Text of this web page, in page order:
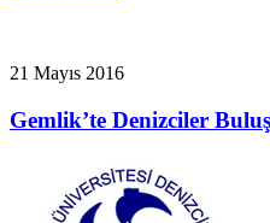
21 Mayıs 2016
Gemlik’te Denizciler